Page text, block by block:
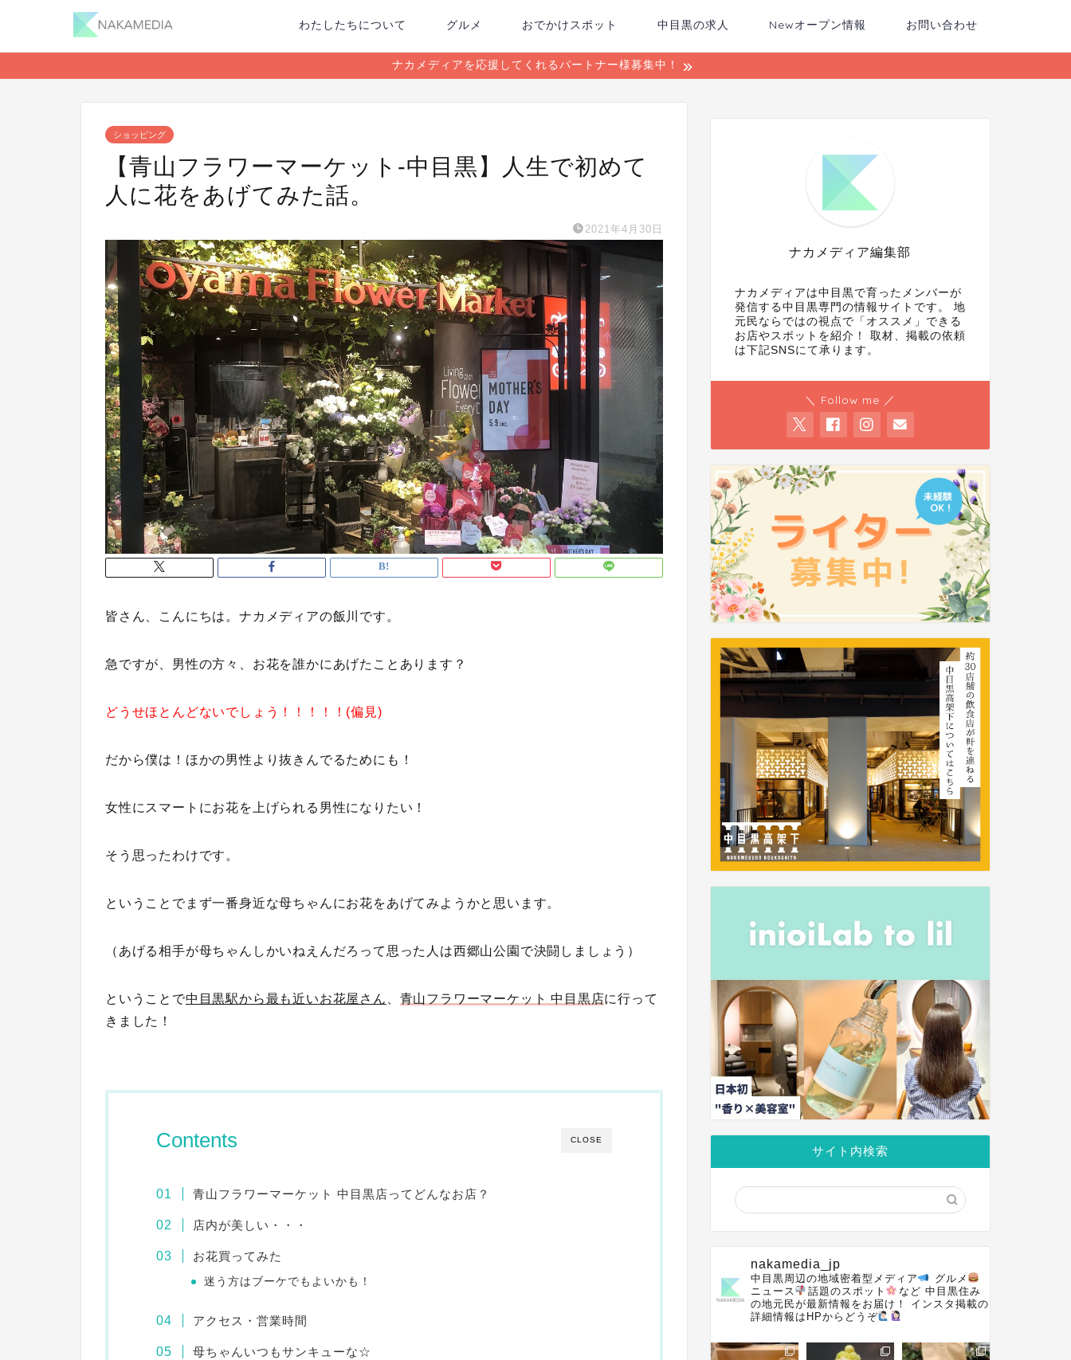
わたしたちについて グルメ おでかけスポット 中目黒の求人 Newオープン情報 お問い合わせ
ナカメディアを応援してくれるパートナー様募集中！
ショッピング
【青山フラワーマーケット-中目黒】人生で初めて
人に花をあげてみた話。
2021年4月30日
皆さん、こんにちは。ナカメディアの飯川です。
急ですが、男性の方々、お花を誰かにあげたことあります？
どうせほとんどないでしょう！！！！！(偏見)
だから僕は！ほかの男性より抜きんでるためにも！
女性にスマートにお花を上げられる男性になりたい！
そう思ったわけです。
ということでまず一番身近な母ちゃんにお花をあげてみようかと思います。
（あげる相手が母ちゃんしかいねえんだろって思った人は西郷山公園で決闘しましょう）
ということで中目黒駅から最も近いお花屋さん 青山フラワーマーケット 中目黒店に行って
きました！
CLOSE
Contents
青山フラワーマーケット 中目黒店ってどんなお店？
店内が美しい・・・
お花買ってみた
迷う方はブーケでもよいかも！
アクセス・営業時間
母ちゃんいつもサンキューな☆
ナカメディア編集部
ナカメディアは中目黒で育ったメンバーが
発信する中目黒専門の情報サイトです。 地
元民ならではの視点で「オススメ」できる
お店やスポットを紹介！ 取材、掲載の依頼
は下記SNSにて承ります。
＼ Follow me ／
サイト内検索
nakamedia_jp
中目黒周辺の地域密着型メディア
グルメ
ニュース
話題のスポット など 中目黒住み
の地元民が最新情報をお届け！
インスタ掲載の
詳細情報はHPからどうぞ